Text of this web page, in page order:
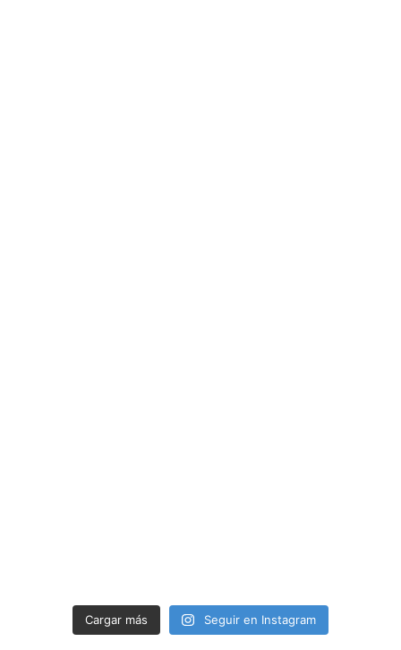
Cargar más Seguir en Instagram